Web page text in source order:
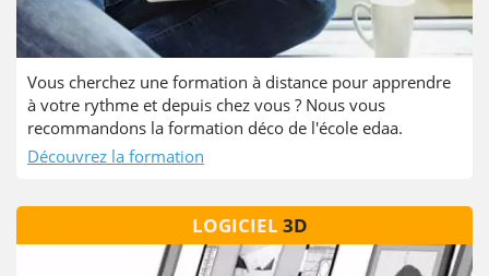
Vous cherchez une formation à distance pour apprendre
à votre rythme et depuis chez vous ? Nous vous
recommandons la formation déco de l'école edaa.
Découvrez la formation
LOGICIEL 3D